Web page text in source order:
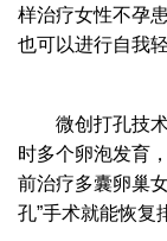
样治疗女性不孕
也可以进行自我
微创打孔技术
时多个卵泡发育
前治疗多囊卵巢
孔”手术就能恢复